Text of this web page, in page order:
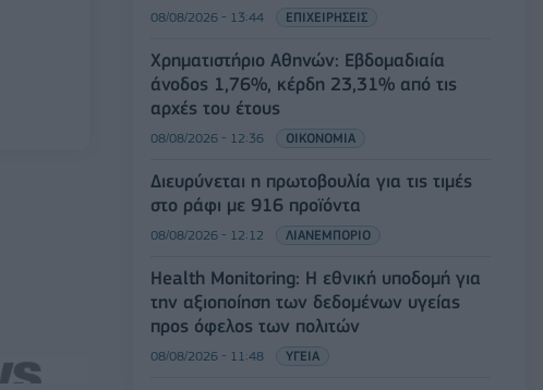
08/08/2026 - 13:44 ΕΠΙΧΕΙΡΗΣΕΙΣ
Χρηματιστήριο Αθηνών: Εβδομαδιαία
άνοδος 1,76%, κέρδη 23,31% από τις
αρχές του έτους
08/08/2026 - 12:36 ΟΙΚΟΝΟΜΙΑ
Διευρύνεται η πρωτοβουλία για τις τιμές
στο ράφι με 916 προϊόντα
08/08/2026 - 12:12 ΛΙΑΝΕΜΠΟΡΙΟ
Health Monitoring: Η εθνική υποδομή για
την αξιοποίηση των δεδομένων υγείας
προς όφελος των πολιτών
08/08/2026 - 11:48 ΥΓΕΙΑ